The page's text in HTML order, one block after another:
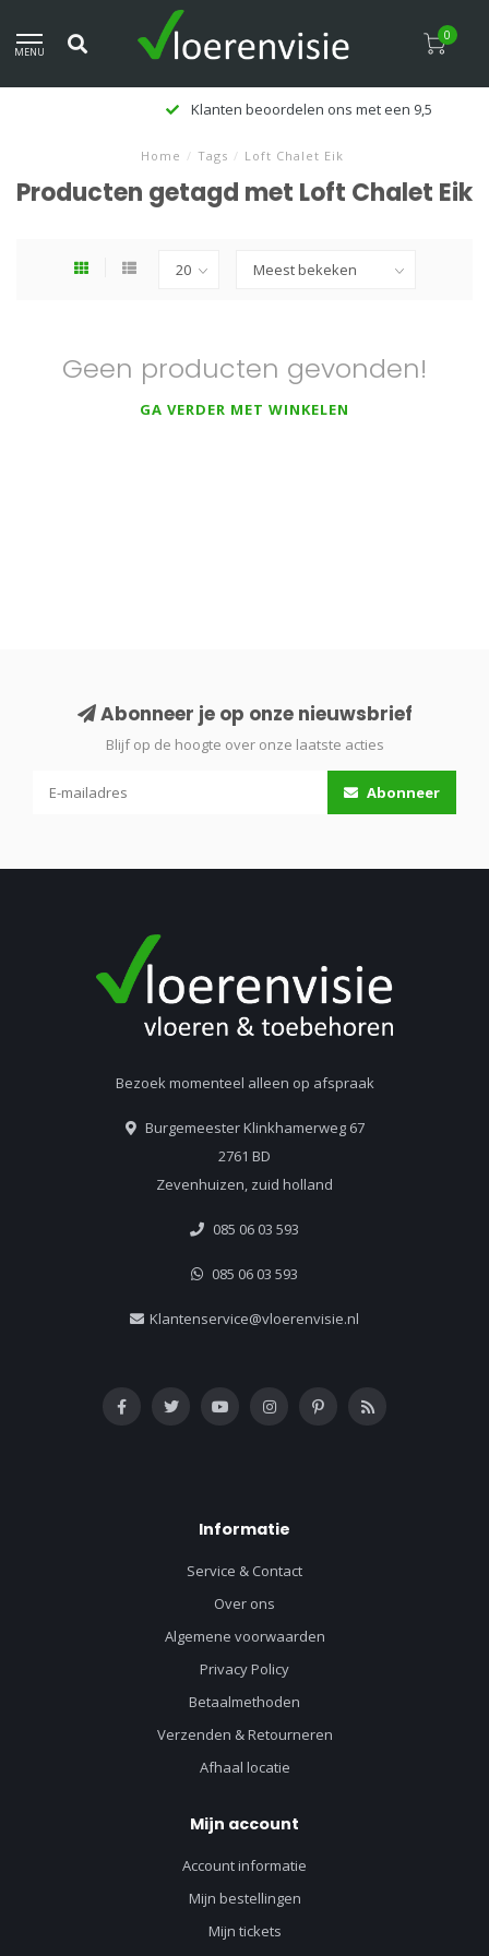
MENU
0
Klanten beoordelen ons met een 9,5
Home / Tags / Loft Chalet Eik
Producten getagd met Loft Chalet Eik
Geen producten gevonden!
GA VERDER MET WINKELEN
Abonneer je op onze nieuwsbrief
Blijf op de hoogte over onze laatste acties
Abonneer
Bezoek momenteel alleen op afspraak
Burgemeester Klinkhamerweg 67
2761 BD
Zevenhuizen, zuid holland
085 06 03 593
085 06 03 593
Klantenservice@vloerenvisie.nl
Informatie
Service & Contact
Over ons
Algemene voorwaarden
Privacy Policy
Betaalmethoden
Verzenden & Retourneren
Afhaal locatie
Mijn account
Account informatie
Mijn bestellingen
Mijn tickets